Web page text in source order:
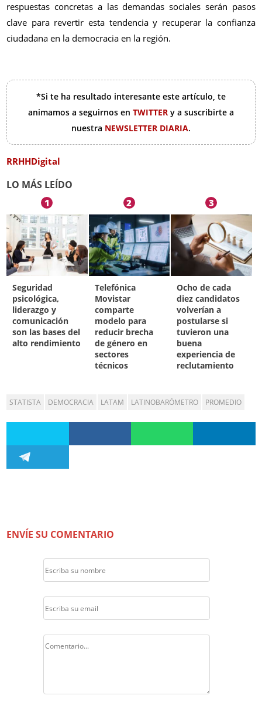
respuestas concretas a las demandas sociales serán pasos
clave para revertir esta tendencia y recuperar la confianza
ciudadana en la democracia en la región.
*Si te ha resultado interesante este artículo, te
animamos a seguirnos en TWITTER y a suscribirte a
nuestra NEWSLETTER DIARIA.
RRHHDigital
LO MÁS LEÍDO
1
Seguridad
psicológica,
liderazgo y
comunicación
son las bases del
alto rendimiento
2
Telefónica
Movistar
comparte
modelo para
reducir brecha
de género en
sectores
técnicos
3
Ocho de cada
diez candidatos
volverían a
postularse si
tuvieron una
buena
experiencia de
reclutamiento
STATISTA DEMOCRACIA LATAM LATINOBARÓMETRO PROMEDIO
ENVÍE SU COMENTARIO